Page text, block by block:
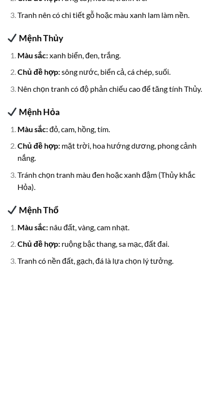
Tranh nên có chi tiết gỗ hoặc màu xanh lam làm nền.
Mệnh Thủy
Màu sắc:xanh biển, đen, trắng.
Chủ đề hợp:sông nước, biển cả, cá chép, suối.
Nên chọn tranh có độ phản chiếu cao để tăng tính Thủy.
Mệnh Hỏa
Màu sắc:đỏ, cam, hồng, tím.
Chủ đề hợp:mặt trời, hoa hướng dương, phong cảnh
nắng.
Tránh chọn tranh màu đen hoặc xanh đậm (Thủy khắc
Hỏa).
Mệnh Thổ
Màu sắc:nâu đất, vàng, cam nhạt.
Chủ đề hợp:ruộng bậc thang, sa mạc, đất đai.
Tranh có nền đất, gạch, đá là lựa chọn lý tưởng.